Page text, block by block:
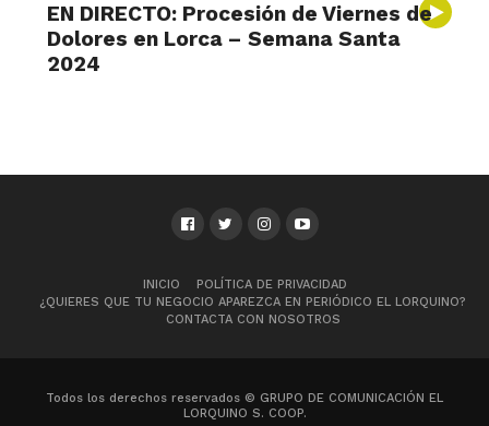
EN DIRECTO: Procesión de Viernes de
Dolores en Lorca – Semana Santa
2024
INICIO
POLÍTICA DE PRIVACIDAD
¿QUIERES QUE TU NEGOCIO APAREZCA EN PERIÓDICO EL LORQUINO?
CONTACTA CON NOSOTROS
Todos los derechos reservados © GRUPO DE COMUNICACIÓN EL
LORQUINO S. COOP.